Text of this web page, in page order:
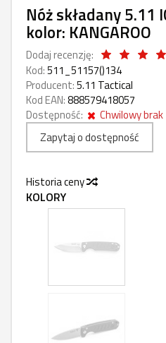
Nóż składany 5.11
kolor: KANGAROO
Dodaj recenzję:
Kod:511_51157()134
Producent:5.11 Tactical
Kod EAN:888579418057
Dostępność:
Chwilowy brak
Zapytaj o dostępność
Historia ceny
KOLORY